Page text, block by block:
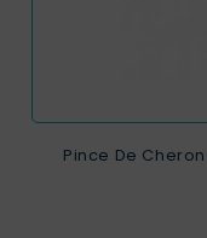
Pince De